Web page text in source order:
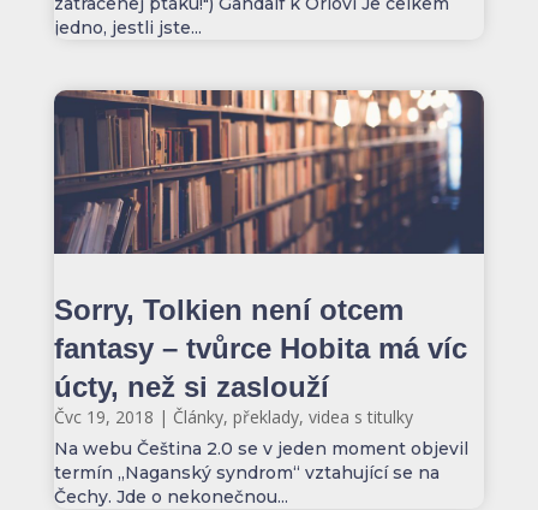
jedno, jestli jste...
Sorry, Tolkien není otcem
fantasy – tvůrce Hobita má víc
úcty, než si zaslouží
Čvc 19, 2018 | Články, překlady, videa s titulky
Na webu Čeština 2.0 se v jeden moment objevil
termín „Naganský syndrom“ vztahující se na
Čechy. Jde o nekonečnou...